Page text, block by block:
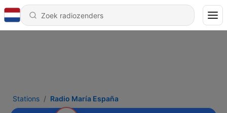
Stations Radio María España